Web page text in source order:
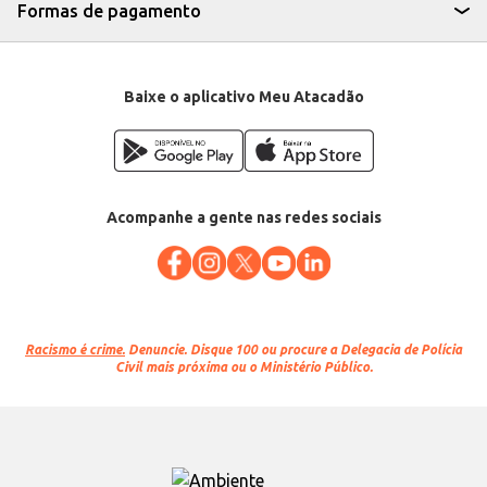
Formas de pagamento
Baixe o aplicativo Meu Atacadão
Acompanhe a gente nas redes sociais
Racismo é crime. Denuncie. Disque 100 ou procure a Delegacia de Polícia
Civil mais próxima ou o Ministério Público.